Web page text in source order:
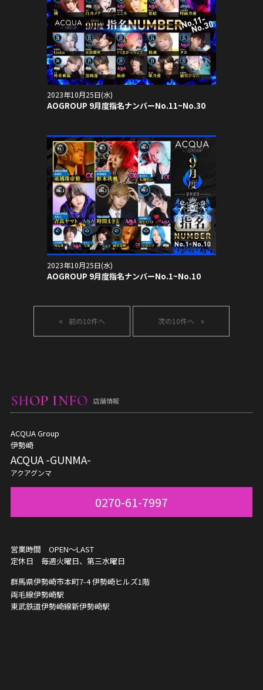
2023年10月25日(水)
AOGROUP 9月度指名ナンバーNo.11~No.30
2023年10月25日(水)
AOGROUP 9月度指名ナンバーNo.1~No.10
« »
SHOP INFO 店舗情報
ACQUA Group
伊勢崎
ACQUA -GUNMA-
アクアグンマ
0270-61-7997
営業時間 OPEN～LAST
定休日 毎週火曜日、第三水曜日
群馬県伊勢崎市本町7-4伊勢崎ヒルズ1階
両毛線伊勢崎駅
東武鉄道伊勢崎線新伊勢崎駅